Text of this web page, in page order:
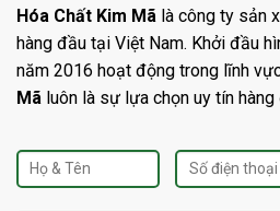
Hóa Chất Kim Mã là công ty sản
hàng đầu tại Việt Nam. Khởi đầu
năm 2016 hoạt động trong lĩnh
Mã luôn là sự lựa chọn uy tín